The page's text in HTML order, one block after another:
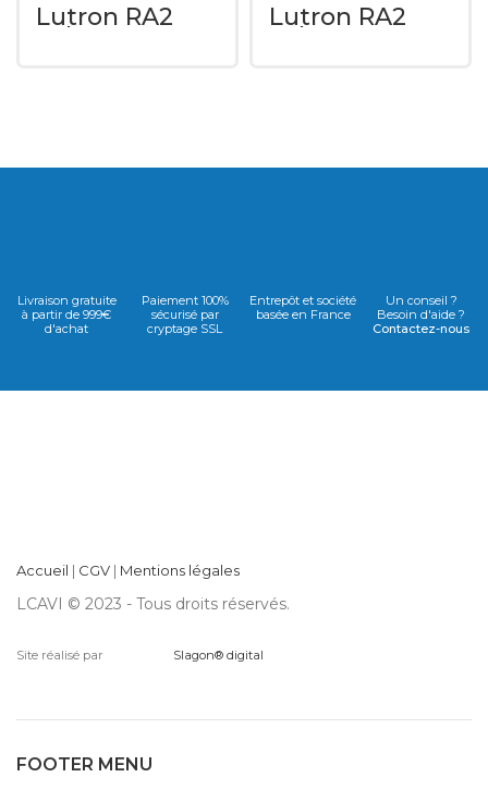
Lutron RA2
Select LRF3-
Lutron RA2
Select LRF3-
Livraison gratuite
à partir de 999€
d'achat
Paiement 100%
sécurisé par
cryptage SSL
Entrepôt et société
basée en France
Un conseil ?
Besoin d'aide ?
Contactez-nous
Accueil | CGV | Mentions légales
LCAVI © 2023 - Tous droits réservés.
Site réalisé par Slagon® digital
FOOTER MENU